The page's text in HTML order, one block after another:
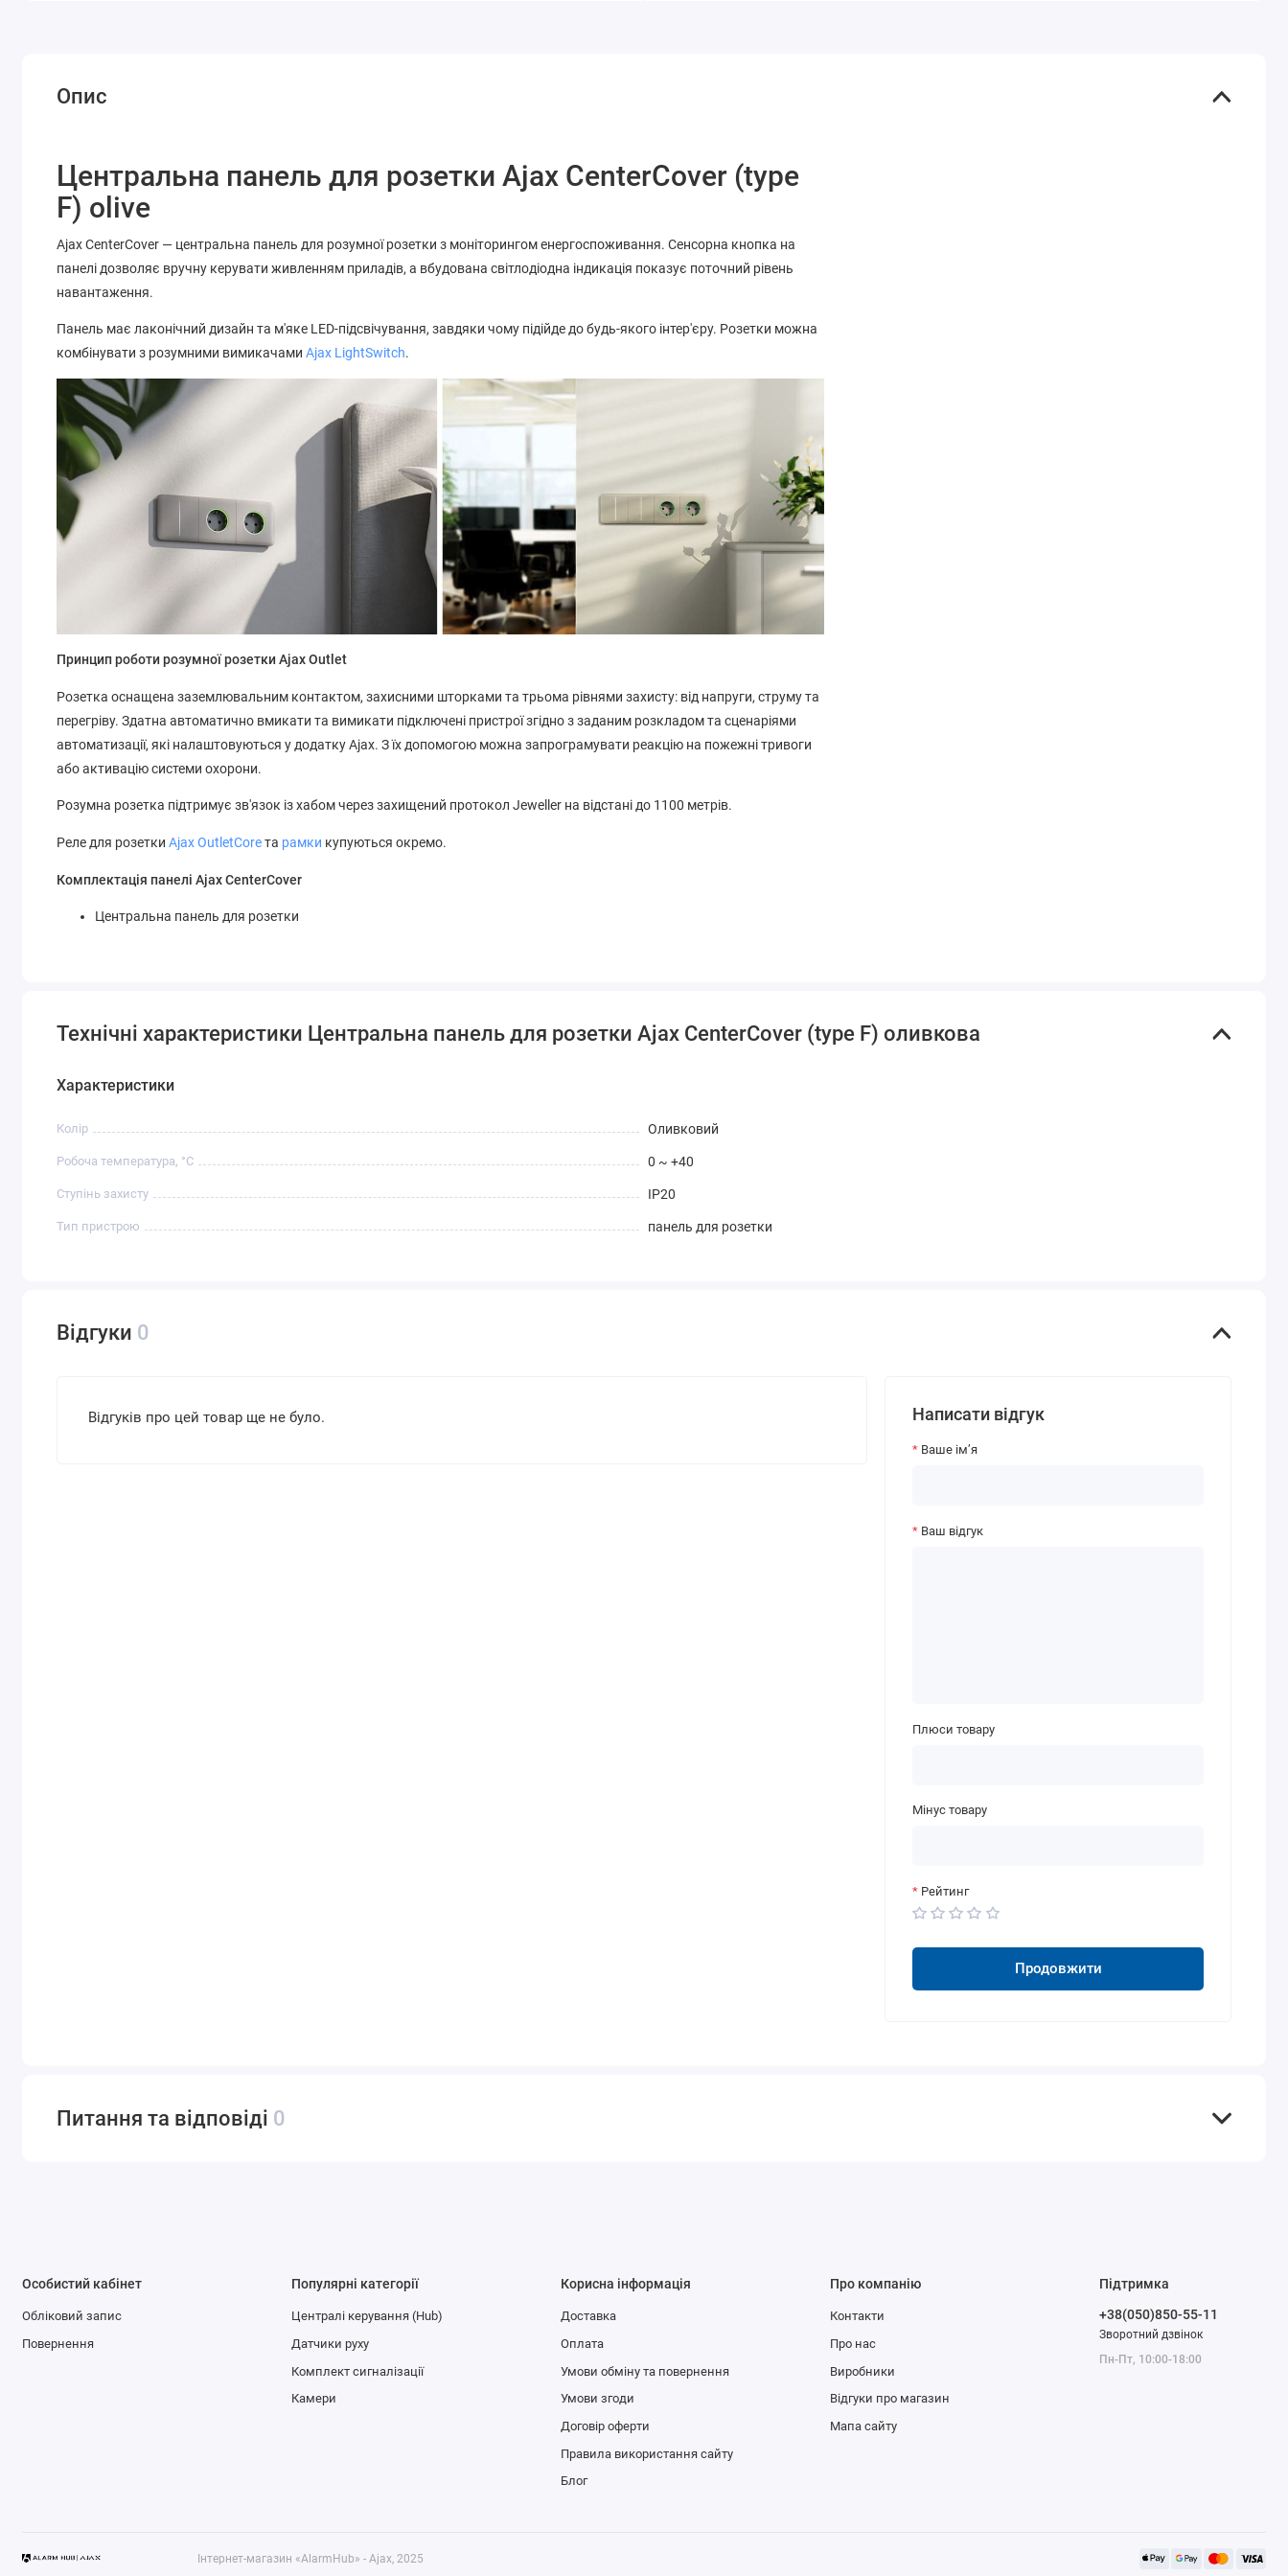
Опис
Центральна панель для розетки Ajax CenterCover (type
F) olive
Ajax CenterCover — центральна панель для розумної розетки з моніторингом енергоспоживання. Сенсорна кнопка на
панелі дозволяє вручну керувати живленням приладів, а вбудована світлодіодна індикація показує поточний рівень
навантаження.
Панель має лаконічний дизайн та м'яке LED-підсвічування, завдяки чому підійде до будь-якого інтер'єру. Розетки можна
комбінувати з розумними вимикачамиAjax LightSwitch.
Принцип роботи розумної розетки Ajax Outlet
Розетка оснащена заземлювальним контактом, захисними шторками та трьома рівнями захисту: від напруги, струму та
перегріву. Здатна автоматично вмикати та вимикати підключені пристрої згідно з заданим розкладом та сценаріями
автоматизації, які налаштовуються у додатку Ajax. З їх допомогою можна запрограмувати реакцію на пожежні тривоги
або активацію системи охорони.
Розумна розетка підтримує зв'язок із хабом через захищений протокол Jeweller на відстані до 1100 метрів.
Реле для розеткиAjax OutletCoreта рамки купуються окремо.
Комплектація панелі Ajax CenterCover
Центральна панель для розетки
Технічні характеристики Центральна панель для розетки Ajax CenterCover (type F) оливкова
Характеристики
Колір Оливковий
Робоча температура, °C 0 ~ +40
Ступінь захисту IP20
Тип пристрою панель для розетки
Відгуки 0
Відгуків про цей товар ще не було. Написати відгук
Ваше ім’я
Ваш відгук
Плюси товару
Мінус товару
Рейтинг
Продовжити
Питання та відповіді 0
Особистий кабінет
Обліковий запис
Повернення
Популярні категорії
Централі керування (Hub)
Датчики руху
Комплект сигналізації
Камери
Корисна інформація
Доставка
Оплата
Умови обміну та повернення
Умови згоди
Договір оферти
Правила використання сайту
Блог
Про компанію
Контакти
Про нас
Виробники
Відгуки про магазин
Мапа сайту
Підтримка
+38(050)850-55-11
Зворотний дзвінок
Пн-Пт, 10:00-18:00
Інтернет-магазин «AlarmHub» - Ajax, 2025